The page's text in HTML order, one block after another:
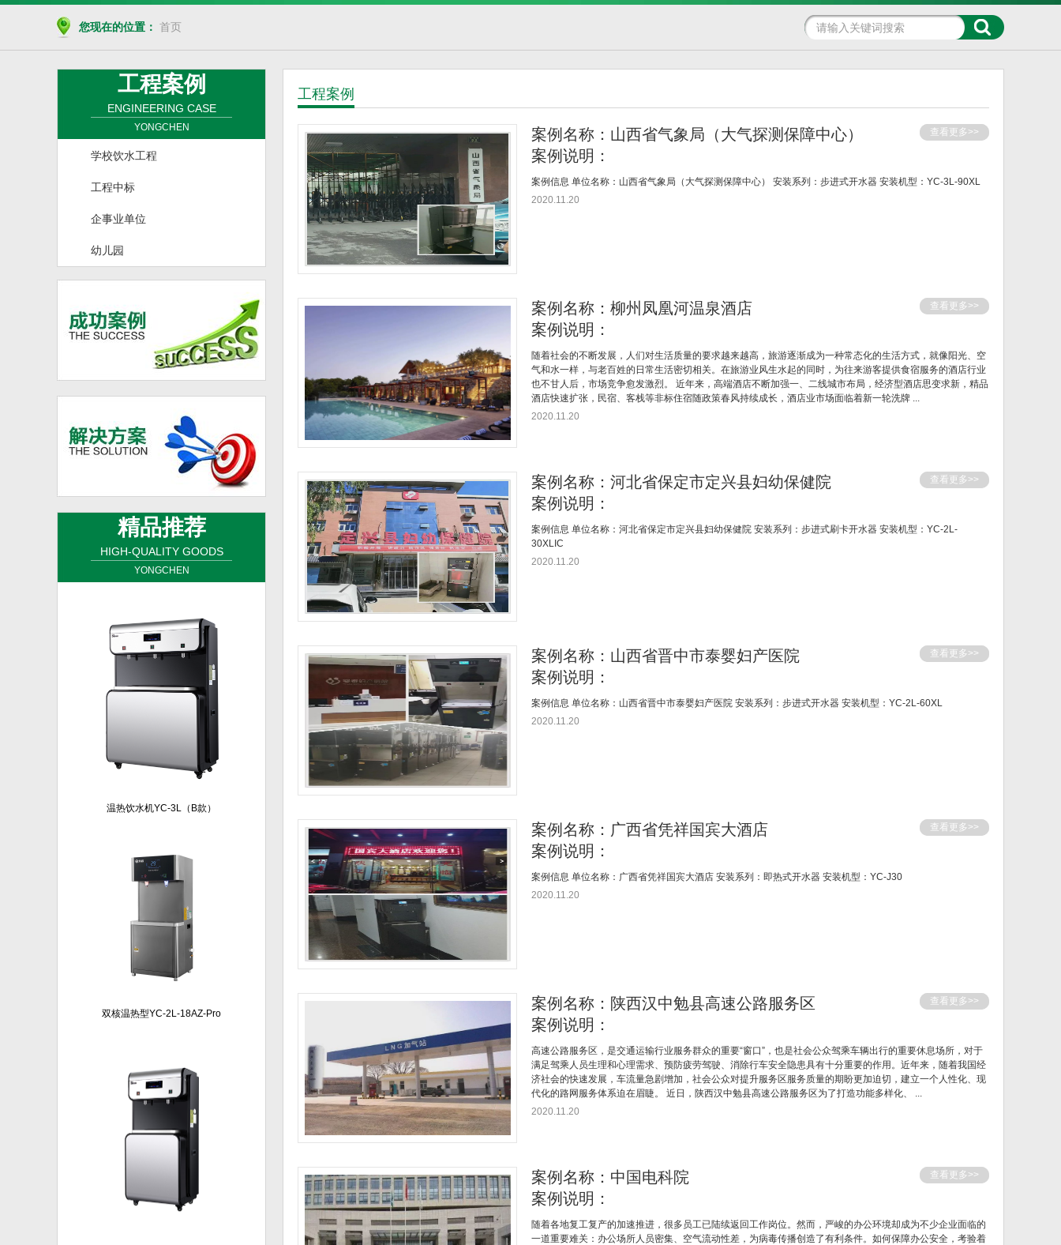
您现在的位置： 首页
工程案例
ENGINEERING CASE
YONGCHEN
学校饮水工程
工程中标
企事业单位
幼儿园
精品推荐
HIGH-QUALITY GOODS
YONGCHEN
温热饮水机YC-3L（B款）
双核温热型YC-2L-18AZ-Pro
工程案例
案例名称：山西省气象局（大气探测保障中心） 查看更多>>
案例说明：
案例信息 单位名称：山西省气象局（大气探测保障中心） 安装系列：步进式开水器 安装机型：YC-3L-90XL
2020.11.20
案例名称：柳州凤凰河温泉酒店 查看更多>>
案例说明：
随着社会的不断发展，人们对生活质量的要求越来越高，旅游逐渐成为一种常态化的生活方式，就像阳光、空
气和水一样，与老百姓的日常生活密切相关。在旅游业风生水起的同时，为往来游客提供食宿服务的酒店行业
也不甘人后，市场竞争愈发激烈。 近年来，高端酒店不断加强一、二线城市布局，经济型酒店思变求新，精品
酒店快速扩张，民宿、客栈等非标住宿随政策春风持续成长，酒店业市场面临着新一轮洗牌 ...
2020.11.20
案例名称：河北省保定市定兴县妇幼保健院 查看更多>>
案例说明：
案例信息 单位名称：河北省保定市定兴县妇幼保健院 安装系列：步进式刷卡开水器 安装机型：YC-2L-
30XLIC
2020.11.20
案例名称：山西省晋中市泰婴妇产医院 查看更多>>
案例说明：
案例信息 单位名称：山西省晋中市泰婴妇产医院 安装系列：步进式开水器 安装机型：YC-2L-60XL
2020.11.20
案例名称：广西省凭祥国宾大酒店 查看更多>>
案例说明：
案例信息 单位名称：广西省凭祥国宾大酒店 安装系列：即热式开水器 安装机型：YC-J30
2020.11.20
案例名称：陕西汉中勉县高速公路服务区 查看更多>>
案例说明：
高速公路服务区，是交通运输行业服务群众的重要“窗口”，也是社会公众驾乘车辆出行的重要休息场所，对于
满足驾乘人员生理和心理需求、预防疲劳驾驶、消除行车安全隐患具有十分重要的作用。近年来，随着我国经
济社会的快速发展，车流量急剧增加，社会公众对提升服务区服务质量的期盼更加迫切，建立一个人性化、现
代化的路网服务体系迫在眉睫。 近日，陕西汉中勉县高速公路服务区为了打造功能多样化、 ...
2020.11.20
案例名称：中国电科院 查看更多>>
案例说明：
随着各地复工复产的加速推进，很多员工已陆续返回工作岗位。然而，严峻的办公环境却成为不少企业面临的
一道重要难关：办公场所人员密集、空气流动性差，为病毒传播创造了有利条件。如何保障办公安全，考验着